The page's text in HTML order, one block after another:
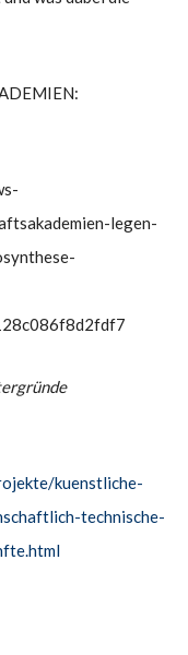
legen-
kuenstliche-
technische-